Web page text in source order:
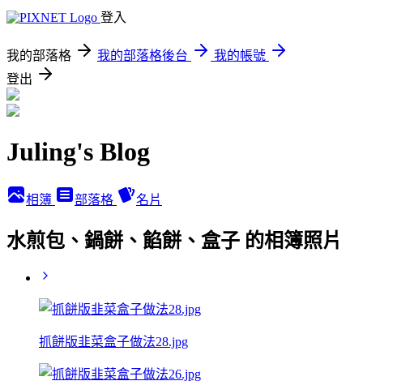
登入
我的部落格 我的部落格後台
我的帳號
登出
Juling's Blog
相簿 部落格 名片
水煎包、鍋餅、餡餅、盒子 的相簿照片
抓餅版韭菜盒子做法28.jpg